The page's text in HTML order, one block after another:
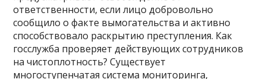
ответственности, если лицо добровольно
сообщило о факте вымогательства и активно
способствовало раскрытию преступления. Как
госслужба проверяет действующих сотрудников
на чистоплотность? Существует
многоступенчатая система мониторинга,